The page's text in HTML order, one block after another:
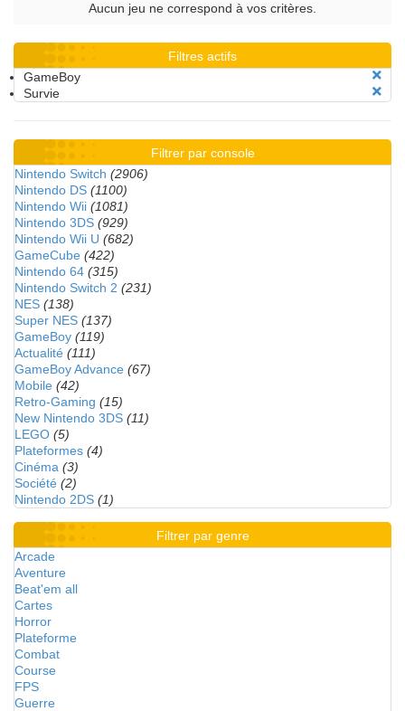
Aucun jeu ne correspond à vos critères.
Filtres actifs
GameBoy
Survie
Filtrer par console
Nintendo Switch (2906)
Nintendo DS (1100)
Nintendo Wii (1081)
Nintendo 3DS (929)
Nintendo Wii U (682)
GameCube (422)
Nintendo 64 (315)
Nintendo Switch 2 (231)
NES (138)
Super NES (137)
GameBoy (119)
Actualité (111)
GameBoy Advance (67)
Mobile (42)
Retro-Gaming (15)
New Nintendo 3DS (11)
LEGO (5)
Plateformes (4)
Cinéma (3)
Société (2)
Nintendo 2DS (1)
Filtrer par genre
Arcade
Aventure
Beat'em all
Cartes
Horror
Plateforme
Combat
Course
FPS
Guerre